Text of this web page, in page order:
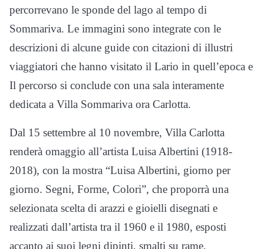
percorrevano le sponde del lago al tempo di
Sommariva. Le immagini sono integrate con le
descrizioni di alcune guide con citazioni di illustri
viaggiatori che hanno visitato il Lario in quell’epoca e
Il percorso si conclude con una sala interamente
dedicata a Villa Sommariva ora Carlotta.
Dal 15 settembre al 10 novembre, Villa Carlotta
renderà omaggio all’artista Luisa Albertini (1918-
2018), con la mostra “Luisa Albertini, giorno per
giorno. Segni, Forme, Colori”, che proporrà una
selezionata scelta di arazzi e gioielli disegnati e
realizzati dall’artista tra il 1960 e il 1980, esposti
accanto ai suoi legni dipinti, smalti su rame,